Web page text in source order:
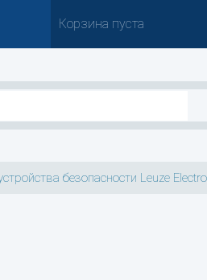
Корзина пуста
безопасности Leuze